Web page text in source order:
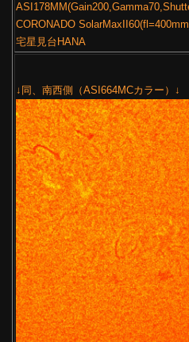
CORONADO
宅星見台HANA
↓同、南西側（ASI664MCカラー）↓